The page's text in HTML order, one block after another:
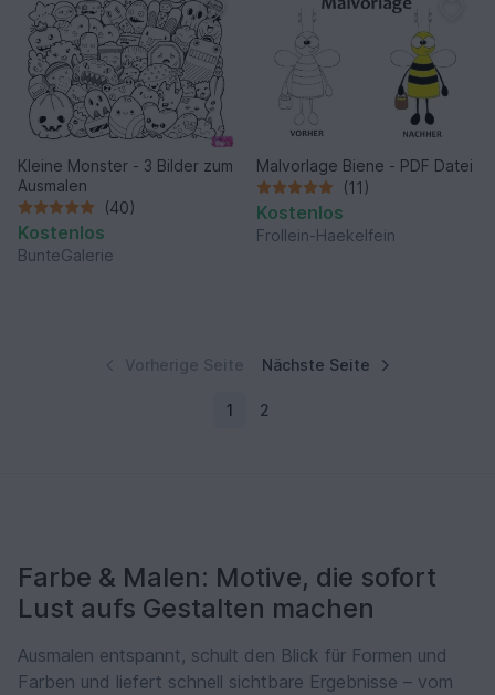
Kleine Monster - 3 Bilder zum
Ausmalen
(40)
Kostenlos
BunteGalerie
Malvorlage Biene - PDF Datei
(11)
Kostenlos
Frollein-Haekelfein
Vorherige Seite Nächste Seite
1 2
Farbe & Malen: Motive, die sofort
Lust aufs Gestalten machen
Ausmalen entspannt, schult den Blick für Formen und
Farben und liefert schnell sichtbare Ergebnisse – vom